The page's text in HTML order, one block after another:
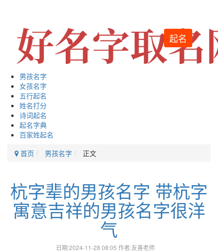
起名
男孩名字
女孩名字
五行起名
姓名打分
诗词起名
起名字典
百家姓起名
首页
男孩名字 正文
杭字辈的男孩名字 带杭字
寓意吉祥的男孩名字很洋
气
日期:2024-11-28 08:05 作者:友善老师